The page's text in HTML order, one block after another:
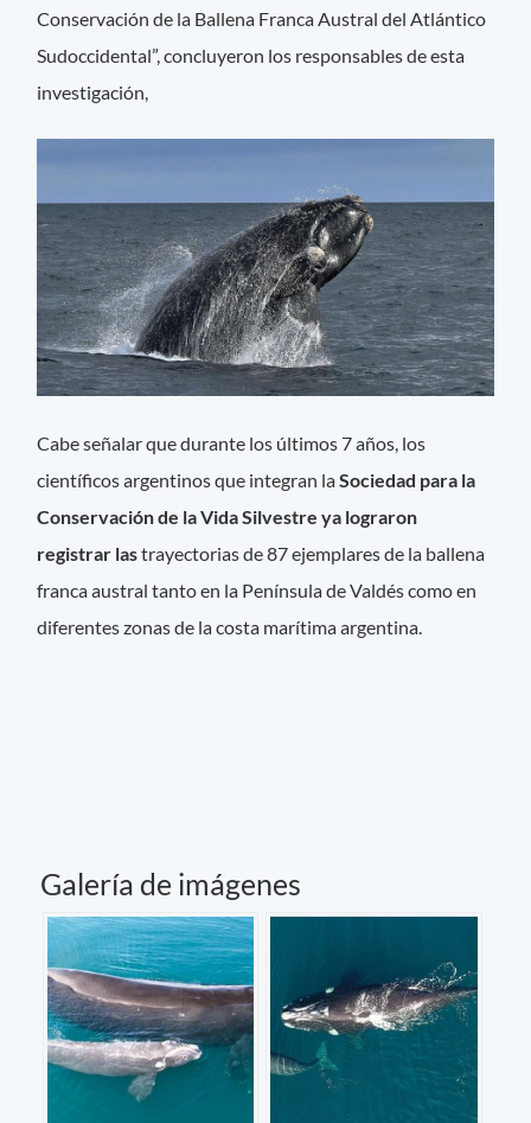
Conservación de la Ballena Franca Austral del Atlántico
Sudoccidental”, concluyeron los responsables de esta
investigación,
Cabe señalar que durante los últimos 7 años, los
científicos argentinos que integran laSociedad para la
Conservación de la Vida Silvestre ya lograron
registrar lastrayectorias de 87 ejemplares de la ballena
franca austral tanto en la Península de Valdés como en
diferentes zonas de la costa marítima argentina.
Galería de imágenes